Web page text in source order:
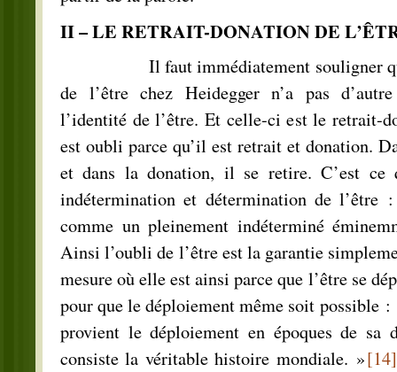
II – LE RETRAIT-DONATION DE
Il faut immédiatement souligner que
de l’être chez Heidegger n’a pas
l’identité de l’être. Et celle-ci est le retrait-
est oubli parce qu’il est retrait et donation.
et dans la donation, il se retire. C’est ce
indétermination et détermination de
comme un pleinement indéterminé
Ainsi l’oubli de l’être est la garantie
mesure où elle est ainsi parce que l’être se
pour que le déploiement même soit possible :
provient le déploiement en époques de sa
consiste la véritable histoire mondiale. »[14]